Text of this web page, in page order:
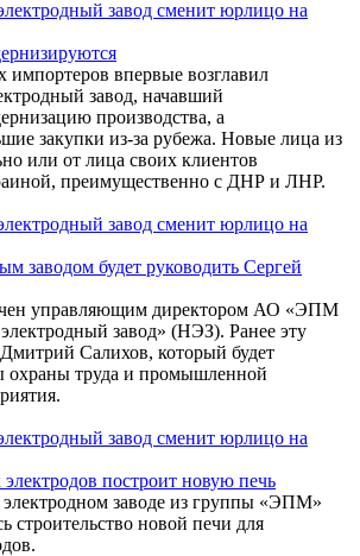
впервые возглавил
завод, начавший
производства, а
закупки из-за рубежа. Новые лица из
или от лица своих клиентов
преимущественно с ДНР и ЛНР.
заводом будет руководить Сергей
управляющим директором АО «ЭПМ
завод» (НЭЗ). Ранее эту
Салихов, который будет
охраны труда и промышленной
построит новую печь
заводе из группы «ЭПМ»
новой печи для